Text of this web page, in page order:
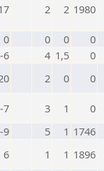
2 2 1980
0 0 0
0
-6 4 1,5
0
2 0 0
-7 3 1
0
-9 5 1 1746
6 1 1 1896